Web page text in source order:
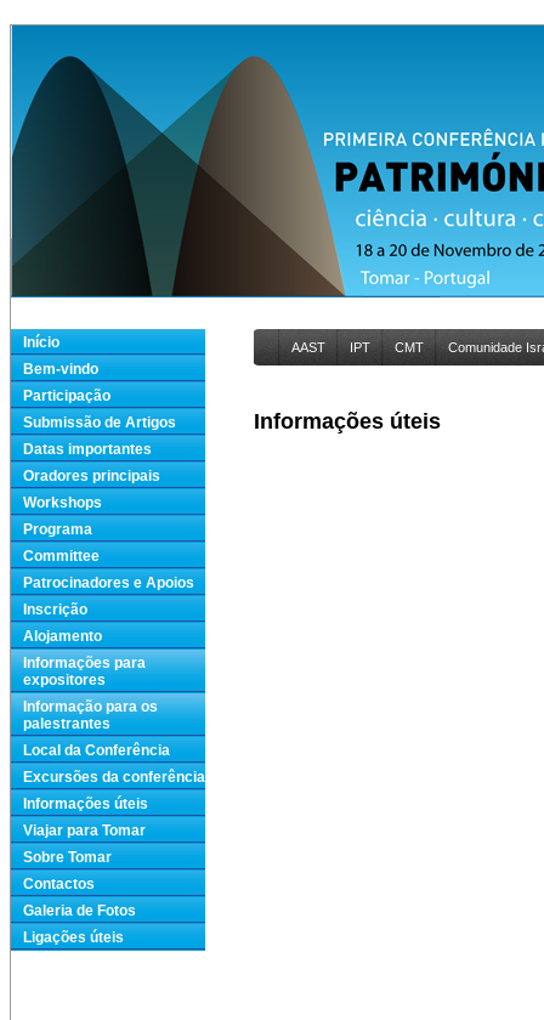
Início
Bem-vindo
Participação
Submissão de Artigos
Datas importantes
Oradores principais
Workshops
Programa
Committee
Patrocinadores e Apoios
Inscrição
Alojamento
Informações para
expositores
Informação para os
palestrantes
Local da Conferência
Excursões da conferência
Informações úteis
Viajar para Tomar
Sobre Tomar
Contactos
Galeria de Fotos
Ligações úteis
AAST IPT CMT Comunidade
Informações úteis